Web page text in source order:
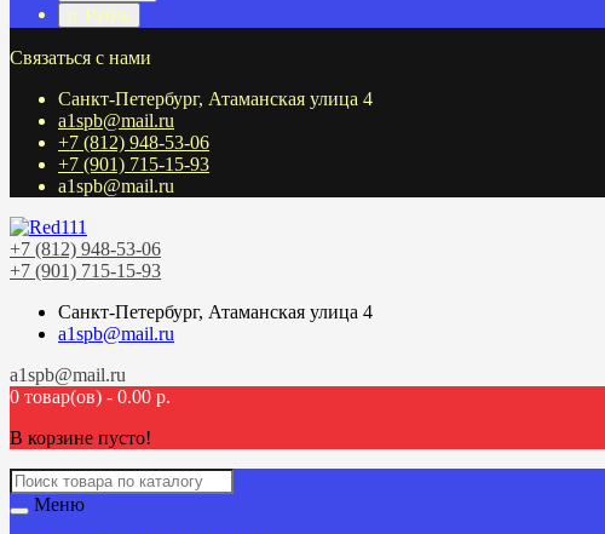
р. Рубль
Связаться с нами
Санкт-Петербург, Атаманская улица 4
a1spb@mail.ru
+7 (812) 948-53-06
+7 (901) 715-15-93
a1spb@mail.ru
+7 (812) 948-53-06
+7 (901) 715-15-93
Санкт-Петербург, Атаманская улица 4
a1spb@mail.ru
a1spb@mail.ru
0 товар(ов) - 0.00 р.
В корзине пусто!
Меню